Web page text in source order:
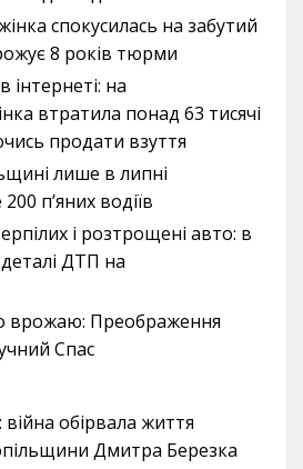
спокусилась на забутий
8 років тюрми
на
втратила понад 63 тисячі
продати взуття
лише в липні
п’яних водіїв
і розтрощені авто: в
деталі ДТП на
врожаю: Преображення
Спас
обірвала життя
Дмитра Березка